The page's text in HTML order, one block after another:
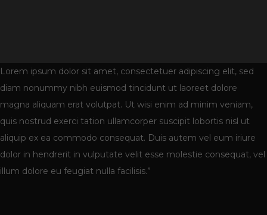
Lorem ipsum dolor sit amet, consectetuer adipiscing elit, sed
diam nonummy nibh euismod tincidunt ut laoreet dolore
magna aliquam erat volutpat. Ut wisi enim ad minim veniam,
quis nostrud exerci tation ullamcorper suscipit lobortis nisl ut
aliquip ex ea commodo consequat. Duis autem vel eum iriure
dolor in hendrerit in vulputate velit esse molestie consequat, vel
illum dolore eu feugiat nulla facilisis.”